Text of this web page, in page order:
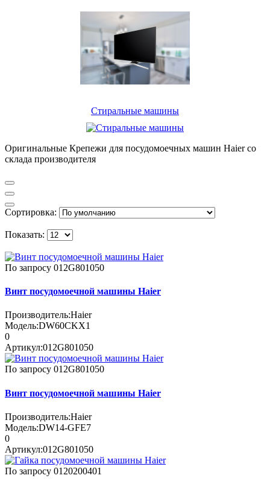
Стиральные машины
Оригинальные Крепежи для посудомоечных машин Haier со
склада производителя
Сортировка:
Показать:
По запросу 012G801050
Винт посудомоечной машины Haier
Производитель:Haier
Модель:DW60CKX1
0
Артикул:012G801050
По запросу 012G801050
Винт посудомоечной машины Haier
Производитель:Haier
Модель:DW14-GFE7
0
Артикул:012G801050
По запросу 0120200401